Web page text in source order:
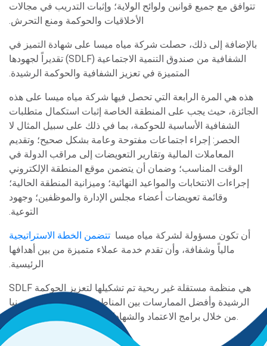
تتوافق مع جميع قوانين ولوائح الولاية؛ وإثبات التدريب في مجالات
الأخلاقيات والحوكمة ومنع التحرش.
بالإضافة إلى ذلك، حصلت شركة مياه ميسا على شهادة التميز في
الشفافية من صندوق التنمية الاجتماعية (SDLF) تقديراً لجهودها
المتميزة في تعزيز الشفافية والحوكمة الرشيدة.
هذه هي المرة الرابعة التي تحصل فيها شركة مياه ميسا على هذه
الجائزة، حيث يجب على المنطقة الخاصة إثبات استكمال متطلبات
الشفافية الأساسية للحوكمة، بما في ذلك على سبيل المثال لا
الحصر: إجراء اجتماعات مفتوحة وعامة بشكل صحيح؛ وتقديم
المعاملات المالية وتقارير التعويضات إلى مراقب الدولة في
الوقت المناسب؛ وضمان أن يتضمن موقع المنطقة الإلكتروني
إجراءات الانتخابات والمواعيد النهائية؛ وميزانية المنطقة الحالية؛
وقائمة تعويضات أعضاء مجلس الإدارة والموظفين؛ وجهود
التوعية.
تتضمن الخطة الاستراتيجيةلشركة مياه ميساأن تكون مسؤولة
مالياً وشفافة، وأن تقدم خدمة عملاء متميزة من بين أهدافها
الرئيسية.
SDLF هي منظمة مستقلة غير ربحية تم تشكيلها لتعزيز الحوكمة
الرشيدة وأفضل الممارسات بين المناطق الخاصة في كاليفورنيا